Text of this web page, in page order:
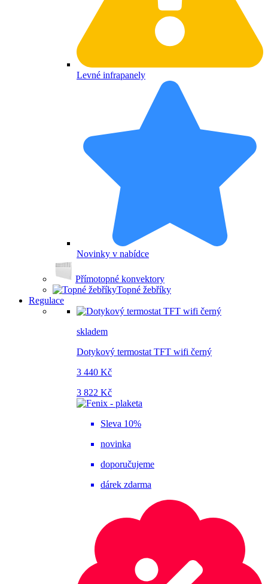
Levné infrapanely
Novinky v nabídce
Přímotopné konvektory
Topné žebříky
Regulace
skladem
Dotykový termostat TFT wifi černý
3 440 Kč
3 822 Kč
Sleva 10%
novinka
doporučujeme
dárek zdarma